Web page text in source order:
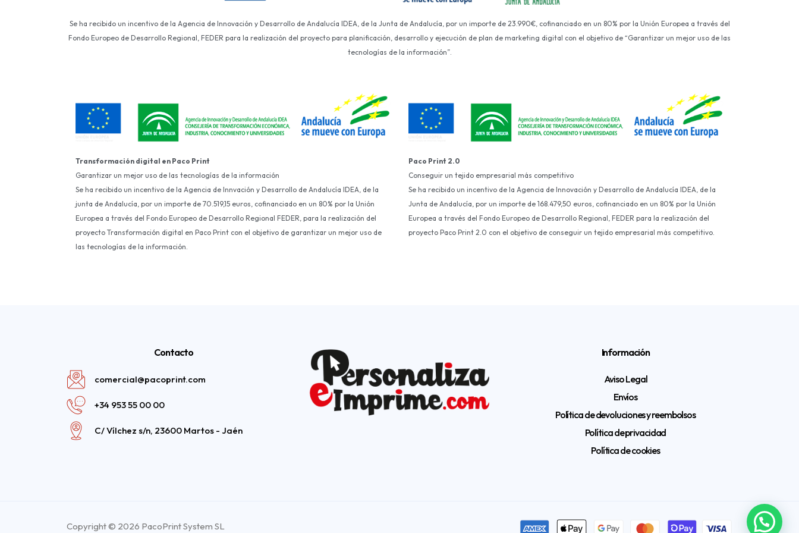
Se ha recibido un incentivo de la Agencia de Innovación y Desarrollo de Andalucía IDEA, de la Junta de Andalucía, por un importe de 23.990€, cofinanciado en un 80% por la Unión Europea a través del
Fondo Europeo de Desarrollo Regional, FEDER para la realización del proyecto para planificación, desarrollo y ejecución de plan de marketing digital con el objetivo de “Garantizar un mejor uso de las
tecnologías de la información”.
Transformación digital en Paco Print
Garantizar un mejor uso de las tecnologías de la información
Se ha recibido un incentivo de la Agencia de Innvación y Desarrollo de Andalucía IDEA, de la
junta de Andalucía, por un importe de 70.519,15 euros, cofinanciado en un 80% por la Unión
Europea a través del Fondo Europeo de Desarrollo Regional FEDER, para la realización del
proyecto Transformación digital en Paco Print con el objetivo de garantizar un mejor uso de
las tecnologías de la información.
Paco Print 2.0
Conseguir un tejido empresarial más competitivo
Se ha recibido un incentivo de la Agencia de Innovación y Desarrollo de Andalucía IDEA, de la
Junta de Andalucía, por un importe de 168.479,50 euros, cofinanciado en un 80% por la Unión
Europea a través del Fondo Europeo de Desarrollo Regional, FEDER para la realización del
proyecto Paco Print 2.0 con el objetivo de conseguir un tejido empresarial más competitivo.
Contacto
comercial@pacoprint.com
+34 953 55 00 00
C/ Vílchez s/n, 23600 Martos - Jaén
Información
Aviso Legal
Envíos
Política de devoluciones y reembolsos
Política de privacidad
Política de cookies
Copyright © 2026 PacoPrint System SL